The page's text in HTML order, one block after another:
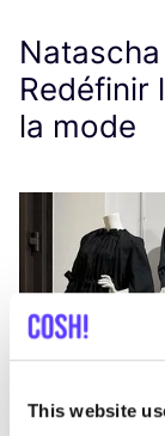
This website
Redéfinir
la mode